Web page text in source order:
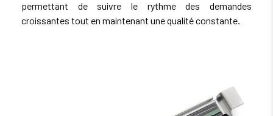
Applications de l'imprimante Zebra ZT231 :
permettant de suivre le rythme des demandes
croissantes tout en maintenant une qualité constante.